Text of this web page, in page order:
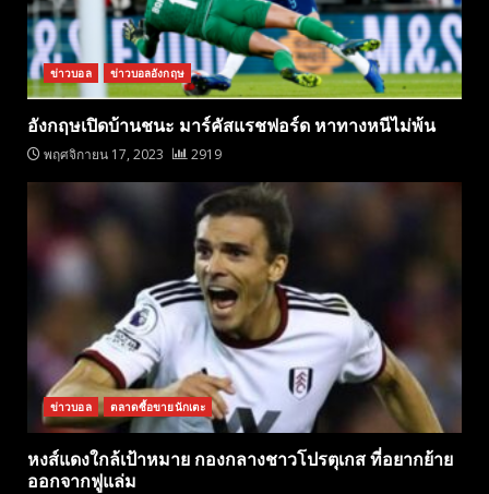
ข่าวบอล ข่าวบอลอังกฤษ
อังกฤษเปิดบ้านชนะ มาร์คัสแรชฟอร์ด หาทางหนีไม่พ้น
พฤศจิกายน 17, 2023 2919
ข่าวบอล ตลาดซื้อขายนักเตะ
หงส์แดงใกล้เป้าหมาย กองกลางชาวโปรตุเกส ที่อยากย้าย
ออกจากฟูแล่ม